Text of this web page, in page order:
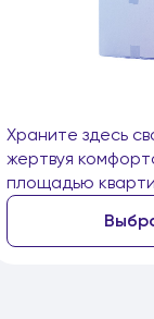
Храните здесь
жертвуя
площадью